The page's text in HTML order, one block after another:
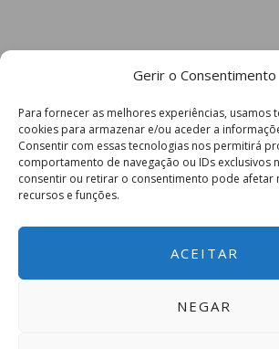
Gerir o Consentimento
Para fornecer as melhores experiências, usamos
cookies para armazenar e/ou aceder a
Consentir com essas tecnologias nos permitirá
comportamento de navegação ou IDs exclusivos
consentir ou retirar o consentimento pode afetar
recursos e funções.
ACEITAR
NEGAR